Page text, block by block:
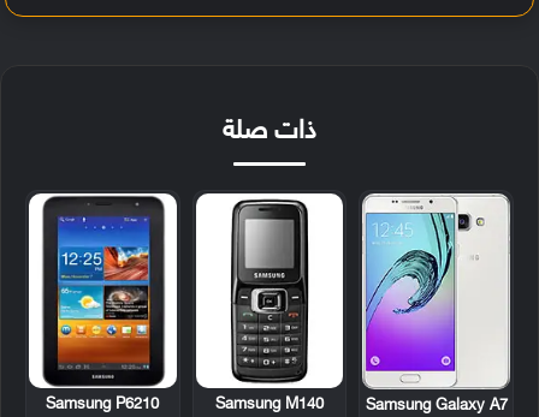
ذات صلة
Samsung Galaxy A7
Samsung M140
Samsung P6210